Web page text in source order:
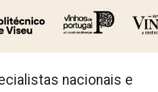
nacionais e